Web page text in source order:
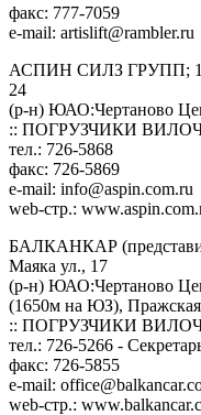
факс: 777-7059
e-mail: artislift@rambler.ru
АСПИН СИЛЗ ГРУПП;
24
(р-н) ЮАО:Чертаново
:: ПОГРУЗЧИКИ
тел.: 726-5868
факс: 726-5869
e-mail: info@aspin.com.ru
web-стр.:
БАЛКАНКАР
Маяка ул., 17
(р-н) ЮАО:Чертаново
(1650м на ЮЗ),
:: ПОГРУЗЧИКИ
тел.: 726-5266 -
факс: 726-5855
e-mail:
web-стр.: